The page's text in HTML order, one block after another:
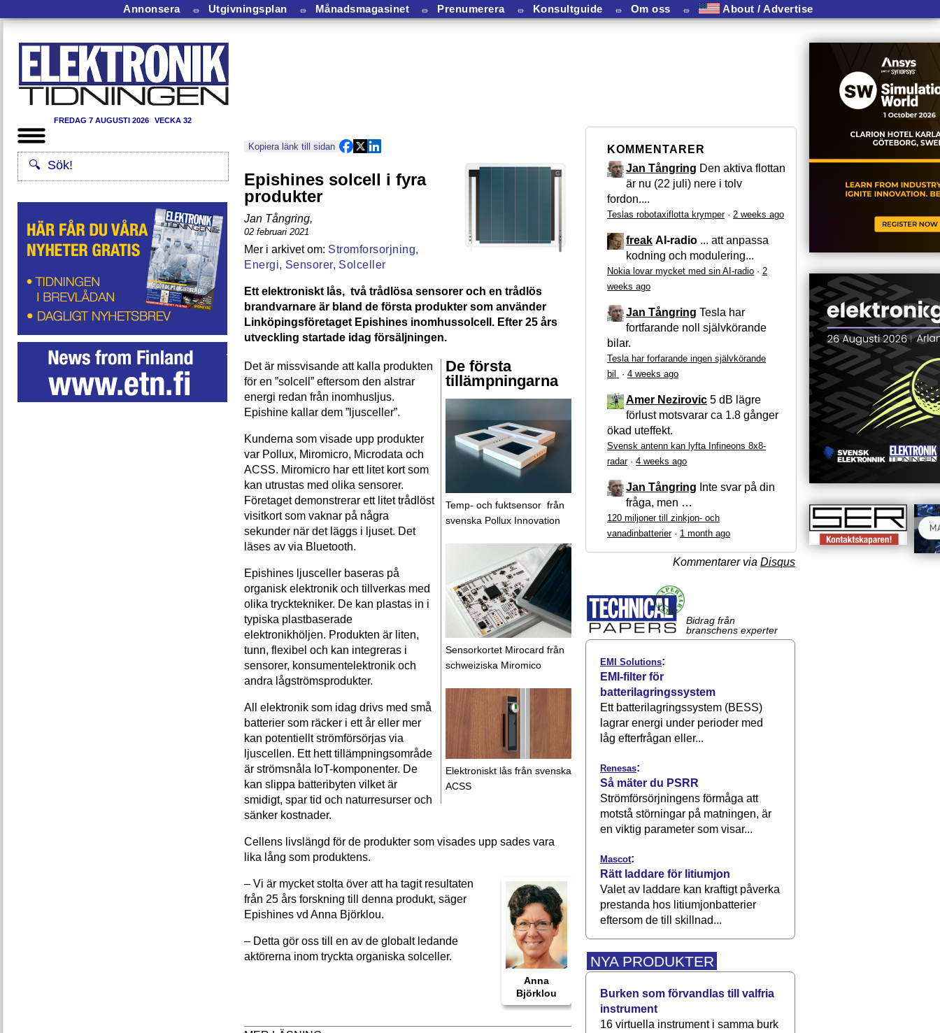
Annonsera ⏛ Utgivningsplan ⏛ Månadsmagasinet ⏛ Prenumerera ⏛ Konsultguide ⏛ Om oss ⏛ About / Advertise
FREDAG 7 AUGUSTI 2026 VECKA 32
Kopiera länk till sidan
Epishines solcell i fyra
produkter
Jan Tångring,
02 februari 2021
Stromforsorjning,
Energi, Sensorer, Solceller
Ett elektroniskt lås, två trådlösa sensorer och en trådlös
brandvarnare är bland de första produkter som använder
Linköpingsföretaget Epishines inomhussolcell. Efter 25 års
utveckling startade idag försäljningen.
De första
tillämpningarna
Temp- och fuktsensor från
svenska Pollux Innovation
Sensorkortet Mirocard från
schweiziska Miromico
Elektroniskt lås från svenska
ACSS
Det är missvisande att kalla produkten
för en ”solcell” eftersom den alstrar
energi redan från inomhusljus.
Epishine kallar dem ”ljusceller”.
Kunderna som visade upp produkter
var Pollux, Miromicro, Microdata och
ACSS. Miromicro har ett litet kort som
kan utrustas med olika sensorer.
Företaget demonstrerar ett litet trådlöst
visitkort som vaknar på några
sekunder när det läggs i ljuset. Det
läses av via Bluetooth.
Epishines ljusceller baseras på
organisk elektronik och tillverkas med
olika trycktekniker. De kan plastas in i
typiska plastbaserade
elektronikhöljen. Produkten är liten,
tunn, flexibel och kan integreras i
sensorer, konsumentelektronik och
andra lågströmsprodukter.
All elektronik som idag drivs med små
batterier som räcker i ett år eller mer
kan potentiellt strömförsörjas via
ljuscellen. Ett hett tillämpningsområde
är strömsnåla IoT-komponenter. De
kan slippa batteribyten vilket är
smidigt, spar tid och naturresurser och
sänker kostnader.
Cellens livslängd för de produkter som visades upp sades vara
lika lång som produktens.
Anna
Björklou
– Vi är mycket stolta över att ha tagit resultaten
från 25 års forskning till denna produkt, säger
Epishines vd Anna Björklou.
– Detta gör oss till en av de globalt ledande
aktörerna inom tryckta organiska solceller.
KOMMENTARER
Jan Tångring Den aktiva flottan
är nu (22 juli) nere i tolv
fordon....
Teslas robotaxiflotta krymper· 2 weeks ago
freak AI-radio ... att anpassa
kodning och modulering...
Nokia lovar mycket med sin AI-radio · 2
weeks ago
Jan Tångring Tesla har
fortfarande noll självkörande
bilar.
Tesla har forfarande ingen självkörande
bil
· 4 weeks ago
Amer Nezirovic 5 dB lägre
förlust motsvarar ca 1.8 gånger
ökad uteffekt.
Svensk antenn kan lyfta Infineons 8x8-
radar· 4 weeks ago
Jan Tångring Inte svar på din
fråga, men …
120 miljoner till zinkjon- och
vanadinbatterier· 1 month ago
Kommentarer via Disqus
Bidrag från
branschens experter
EMI Solutions:
EMI-filter för
batterilagringssystem
Ett batterilagringssystem (BESS)
lagrar energi under perioder med
låg efterfrågan eller...
Renesas:
Så mäter du PSRR
Strömförsörjningens förmåga att
motstå störningar på matningen, är
en viktig parameter som visar...
Mascot:
Rätt laddare för litiumjon
Valet av laddare kan kraftigt påverka
prestanda hos litiumjonbatterier
eftersom de till skillnad...
NYA PRODUKTER
Burken som förvandlas till valfria
instrument
16 virtuella instrument i samma burk